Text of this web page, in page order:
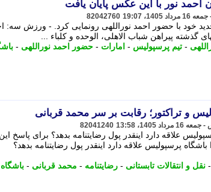
نور با این عکس پایان یافت
82042760
جدید خود با حضور احمد نوراللهی رونمایی کرد. - ورزش سه:
گذشته پیراهن شباب الاهلی، الوحده و کلباء ...
- تیم پرسپولیس - امارات - حضور احمد نوراللهی -
و تراکتور؛ رقابت بر سر محمد قربانی
82041240
علاقه دارد اینقدر پول رضایتنامه بدهد؟ برای پاسخ این
پرسپولیس علاقه دارد اینقدر پول رضایتنامه بدهد؟
- نقل و انتقالات تابستانی - رضایتنامه - محمد قربانی - باشگاه